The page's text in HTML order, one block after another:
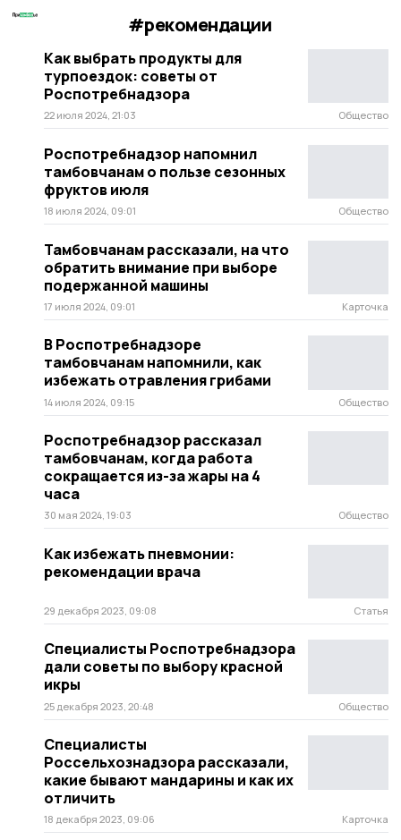
#рекомендации
Как выбрать продукты для
турпоездок: советы от
Роспотребнадзора
22 июля 2024, 21:03 Общество
Роспотребнадзор напомнил
тамбовчанам о пользе сезонных
фруктов июля
18 июля 2024, 09:01 Общество
Тамбовчанам рассказали, на что
обратить внимание при выборе
подержанной машины
17 июля 2024, 09:01 Карточка
В Роспотребнадзоре
тамбовчанам напомнили, как
избежать отравления грибами
14 июля 2024, 09:15 Общество
Роспотребнадзор рассказал
тамбовчанам, когда работа
сокращается из-за жары на 4
часа
30 мая 2024, 19:03 Общество
Как избежать пневмонии:
рекомендации врача
29 декабря 2023, 09:08 Статья
Специалисты Роспотребнадзора
дали советы по выбору красной
икры
25 декабря 2023, 20:48 Общество
Специалисты
Россельхознадзора рассказали,
какие бывают мандарины и как их
отличить
18 декабря 2023, 09:06 Карточка